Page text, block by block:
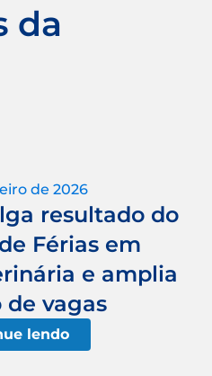
da
de 2026
resultado do
Férias em
e amplia
de vagas
lendo